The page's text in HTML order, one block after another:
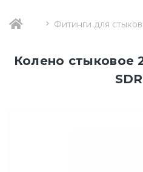
Фитинги для
Колено стыковое